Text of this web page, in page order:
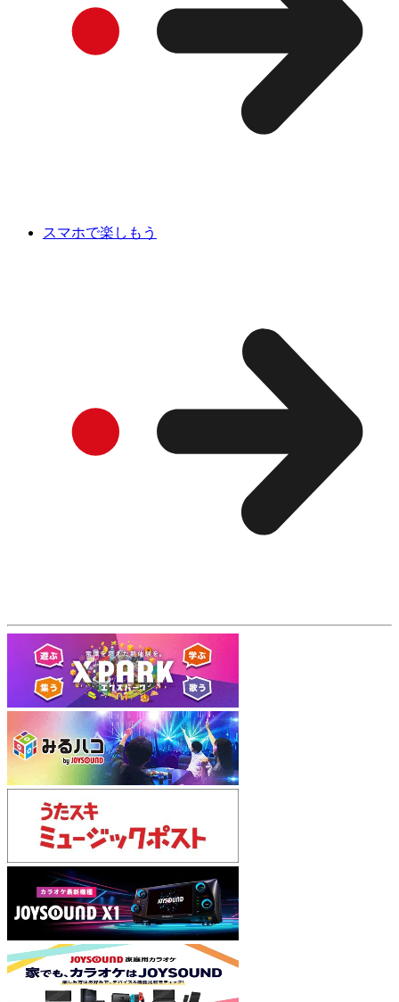
スマホで楽しもう